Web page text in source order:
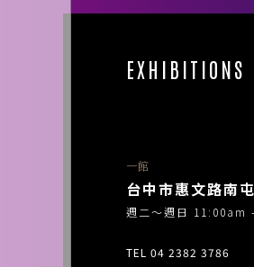
EXHIBITIONS
一館
台中市惠文路南
週二～週日 11:00am
TEL 04 2382 3786